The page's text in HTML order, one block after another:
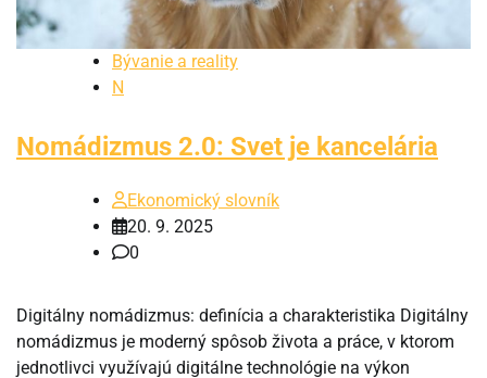
Bývanie a reality
N
Nomádizmus 2.0: Svet je kancelária
Ekonomický slovník
20. 9. 2025
0
Digitálny nomádizmus: definícia a charakteristika Digitálny
nomádizmus je moderný spôsob života a práce, v ktorom
jednotlivci využívajú digitálne technológie na výkon